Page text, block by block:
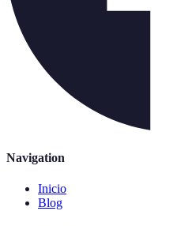
Navigation
Inicio
Blog